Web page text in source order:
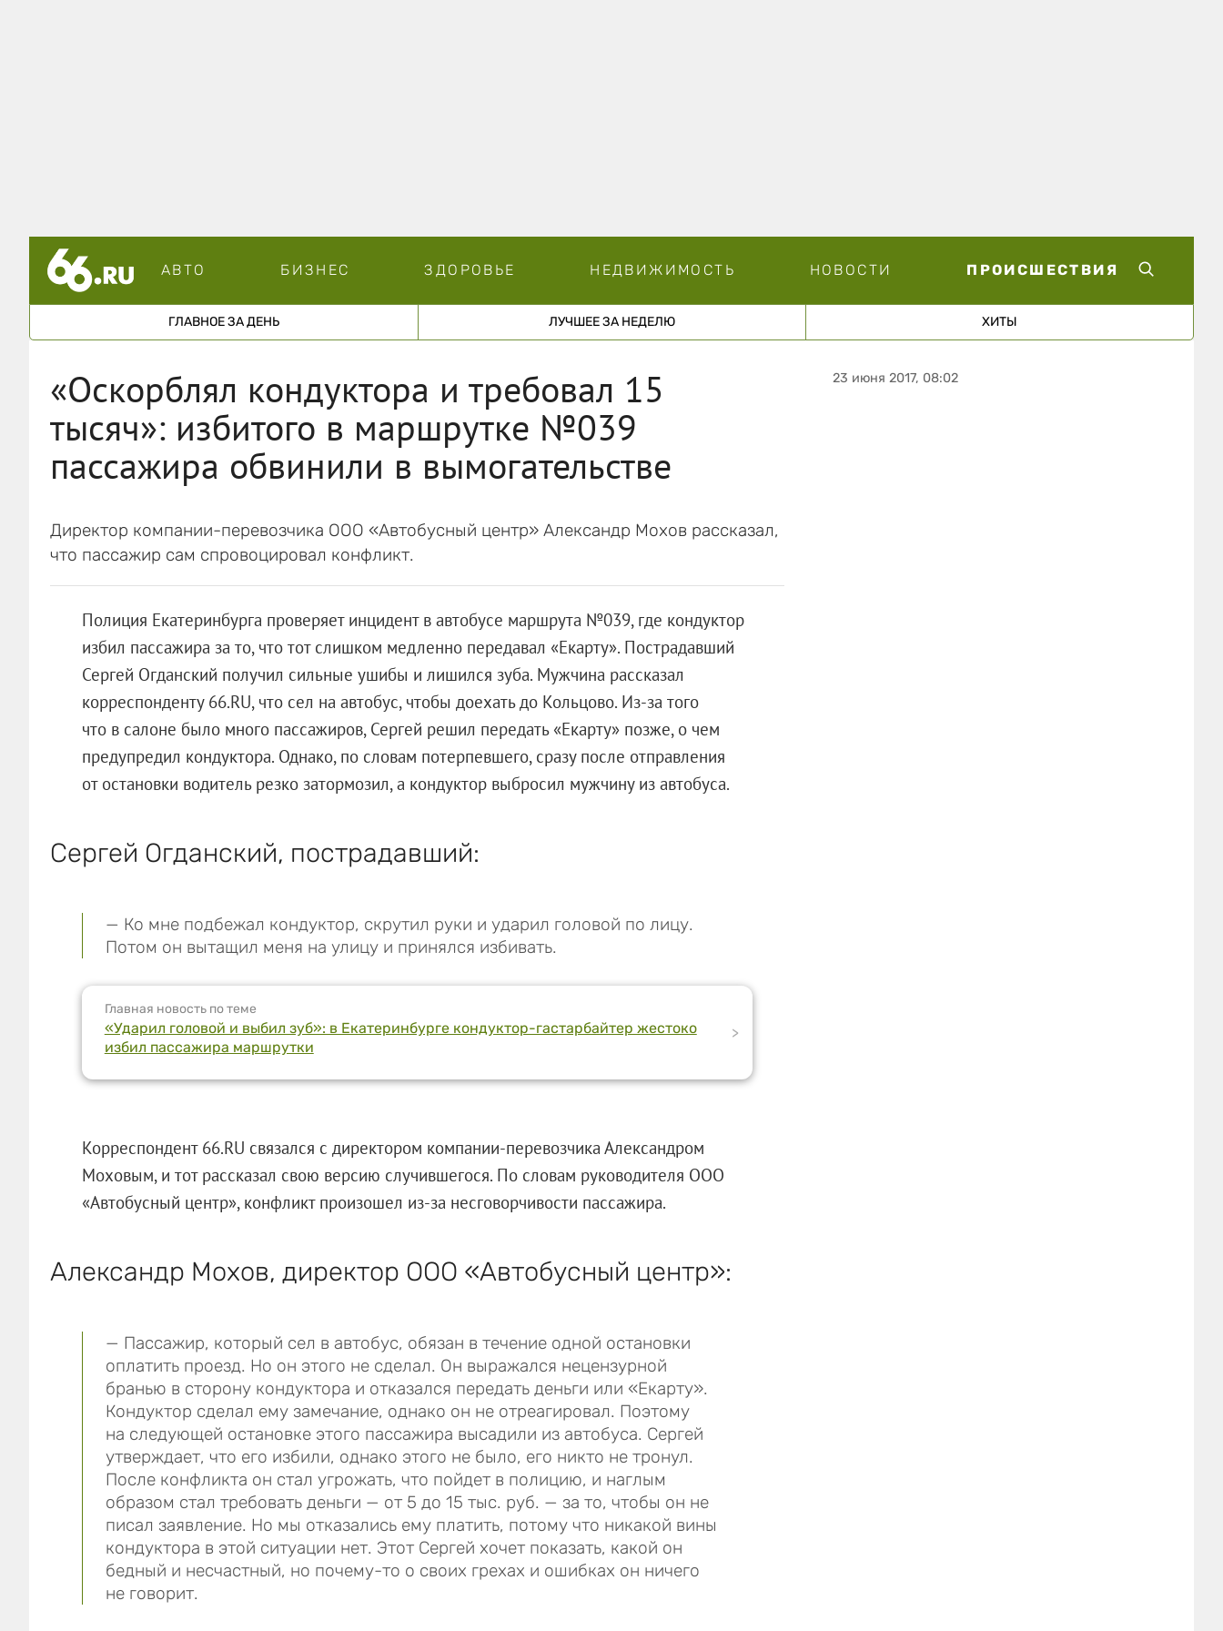
АВТО БИЗНЕС ЗДОРОВЬЕ НЕДВИЖИМОСТЬ НОВОСТИ ПРОИСШЕСТВИЯ
ГЛАВНОЕ ЗА ДЕНЬ ЛУЧШЕЕ ЗА НЕДЕЛЮ ХИТЫ
«Оскорблял кондуктора и требовал 15
тысяч»: избитого в маршрутке №039
пассажира обвинили в вымогательстве
Директор компании-перевозчика ООО «Автобусный центр» Александр Мохов рассказал,
что пассажир сам спровоцировал конфликт.
Полиция Екатеринбурга проверяет инцидент в автобусе маршрута №039, где кондуктор
избил пассажира за то, что тот слишком медленно передавал «Екарту». Пострадавший
Сергей Огданский получил сильные ушибы и лишился зуба. Мужчина рассказал
корреспонденту 66.RU, что сел на автобус, чтобы доехать до Кольцово. Из-за того
что в салоне было много пассажиров, Сергей решил передать «Екарту» позже, о чем
предупредил кондуктора. Однако, по словам потерпевшего, сразу после отправления
от остановки водитель резко затормозил, а кондуктор выбросил мужчину из автобуса.
Сергей Огданский, пострадавший:
— Ко мне подбежал кондуктор, скрутил руки и ударил головой по лицу.
Потом он вытащил меня на улицу и принялся избивать.
Главная новость по теме
«Ударил головой и выбил зуб»: в Екатеринбурге кондуктор-гастарбайтер жестоко
избил пассажира маршрутки
>
Корреспондент 66.RU связался с директором компании-перевозчика Александром
Моховым, и тот рассказал свою версию случившегося. По словам руководителя ООО
«Автобусный центр», конфликт произошел из-за несговорчивости пассажира.
Александр Мохов, директор ООО «Автобусный центр»:
— Пассажир, который сел в автобус, обязан в течение одной остановки
оплатить проезд. Но он этого не сделал. Он выражался нецензурной
бранью в сторону кондуктора и отказался передать деньги или «Екарту».
Кондуктор сделал ему замечание, однако он не отреагировал. Поэтому
на следующей остановке этого пассажира высадили из автобуса. Сергей
утверждает, что его избили, однако этого не было, его никто не тронул.
После конфликта он стал угрожать, что пойдет в полицию, и наглым
образом стал требовать деньги — от 5 до 15 тыс. руб. — за то, чтобы он не
писал заявление. Но мы отказались ему платить, потому что никакой вины
кондуктора в этой ситуации нет. Этот Сергей хочет показать, какой он
бедный и несчастный, но почему-то о своих грехах и ошибках он ничего
не говорит.
23 июня 2017, 08:02